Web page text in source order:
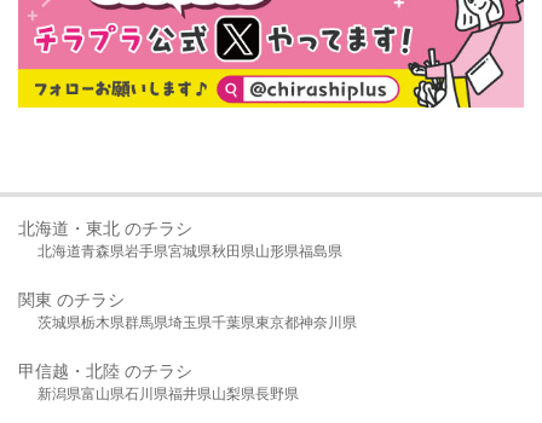
北海道・東北 のチラシ
北海道青森県岩手県宮城県秋田県山形県福島県
関東 のチラシ
茨城県栃木県群馬県埼玉県千葉県東京都神奈川県
甲信越・北陸 のチラシ
新潟県富山県石川県福井県山梨県長野県